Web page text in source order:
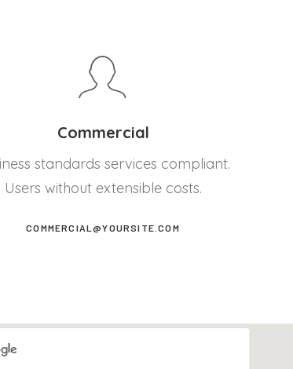
Commercial
standards services compliant.
Users without extensible costs.
COMMERCIAL@YOURSITE.COM